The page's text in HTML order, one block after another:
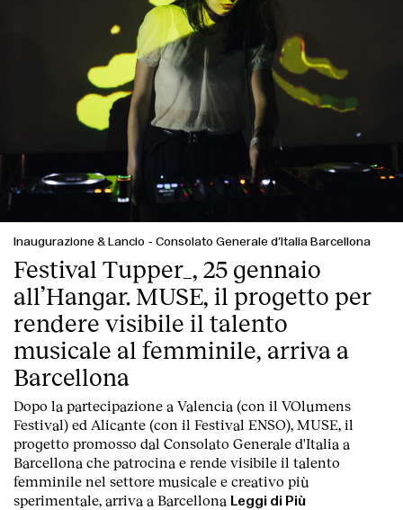
Inaugurazione & Lancio - Consolato Generale d’Italia Barcellona
Festival Tupper_, 25 gennaio
all’Hangar. MUSE, il progetto per
rendere visibile il talento
musicale al femminile, arriva a
Barcellona
Dopo la partecipazione a Valencia (con il VOlumens
Festival) ed Alicante (con il Festival ENSO), MUSE, il
progetto promosso dal Consolato Generale d'Italia a
Barcellona che patrocina e rende visibile il talento
femminile nel settore musicale e creativo più
sperimentale, arriva a Barcellona Leggi di Più